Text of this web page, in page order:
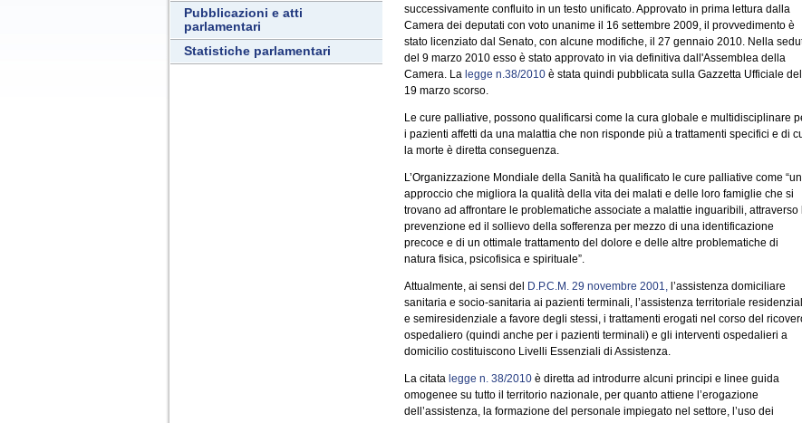
Pubblicazioni e atti
parlamentari
Statistiche parlamentari
successivamente confluito in un testo unificato. Approvato in prima lettura dalla
Camera dei deputati con voto unanime il 16 settembre 2009, il provvedimento è
stato licenziato dal Senato, con alcune modifiche, il 27 gennaio 2010. Nella
del 9 marzo 2010 esso è stato approvato in via definitiva dall'Assemblea della
Camera. La legge n.38/2010 è stata quindi pubblicata sulla Gazzetta Ufficiale del
19 marzo scorso.
Le cure palliative, possono qualificarsi come la cura globale e multidisciplinare
i pazienti affetti da una malattia che non risponde più a trattamenti specifici e di
la morte è diretta conseguenza.
L’Organizzazione Mondiale della Sanità ha qualificato le cure palliative come “un
approccio che migliora la qualità della vita dei malati e delle loro famiglie che si
trovano ad affrontare le problematiche associate a malattie inguaribili, attraverso
prevenzione ed il sollievo della sofferenza per mezzo di una identificazione
precoce e di un ottimale trattamento del dolore e delle altre problematiche di
natura fisica, psicofisica e spirituale”.
Attualmente, ai sensi del D.P.C.M. 29 novembre 2001, l’assistenza domiciliare
sanitaria e socio-sanitaria ai pazienti terminali, l’assistenza territoriale
e semiresidenziale a favore degli stessi, i trattamenti erogati nel corso del
ospedaliero (quindi anche per i pazienti terminali) e gli interventi ospedalieri a
domicilio costituiscono Livelli Essenziali di Assistenza.
La citata legge n. 38/2010 è diretta ad introdurre alcuni principi e linee guida
omogenee su tutto il territorio nazionale, per quanto attiene l’erogazione
dell’assistenza, la formazione del personale impiegato nel settore, l’uso dei